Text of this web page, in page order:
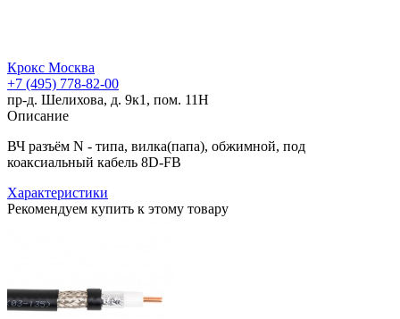
Крокс Москва
+7 (495) 778-82-00
пр-д. Шелихова, д. 9к1, пом. 11Н
Описание
ВЧ разъём N - типа, вилка(папа), обжимной, под
коаксиальный кабель 8D-FB
Характеристики
Рекомендуем купить к этому товару